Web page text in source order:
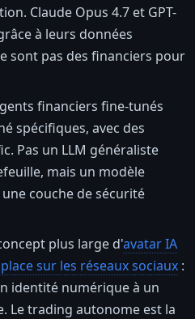
Claude Opus 4.7 et GPT-
à leurs données
sont pas des financiers pour
financiers fine-tunés
spécifiques, avec des
Pas un LLM généraliste
mais un modèle
couche de sécurité
plus large d'avatar IA
sur les réseaux sociaux :
identité numérique à un
Le trading autonome est la